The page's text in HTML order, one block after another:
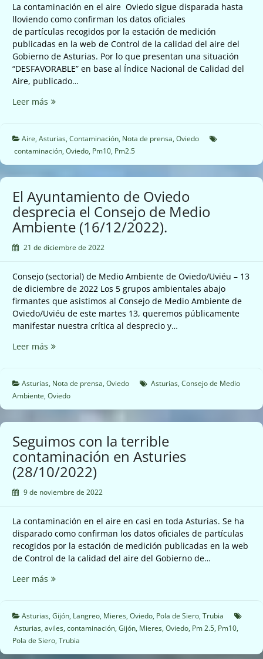
La contaminación en el aire Oviedo sigue disparada hasta
lloviendo como confirman los datos oficiales
de partículas recogidos por la estación de medición
publicadas en la web de Control de la calidad del aire del
Gobierno de Asturias. Por lo que presentan una situación
“DESFAVORABLE” en base al Índice Nacional de Calidad del
Aire, publicado…
Leer más En
la
contaminación
hasta
lloviendo
Aire, Asturias, Contaminación, Nota de prensa, Oviedo
contaminación, Oviedo, Pm10, Pm2.5
El Ayuntamiento de Oviedo
desprecia el Consejo de Medio
Ambiente (16/12/2022).
21 de diciembre de 2022
Consejo (sectorial) de Medio Ambiente de Oviedo/Uviéu – 13
de diciembre de 2022 Los 5 grupos ambientales abajo
firmantes que asistimos al Consejo de Medio Ambiente de
Oviedo/Uviéu de este martes 13, queremos públicamente
manifestar nuestra crítica al desprecio y…
Leer más El
Oviedo
desprecia
el
Consejo
Medio
Ambiente
(16/12/2022).
Asturias, Nota de prensa, Oviedo Asturias, Consejo de Medio
Ambiente, Oviedo
Seguimos con la terrible
contaminación en Asturies
(28/10/2022)
9 de noviembre de 2022
La contaminación en el aire en casi en toda Asturias. Se ha
disparado como confirman los datos oficiales de partículas
recogidos por la estación de medición publicadas en la web
de Control de la calidad del aire del Gobierno de…
Leer más Seguimos
terrible
contaminación
en
Asturies
Asturias, Gijón, Langreo, Mieres, Oviedo, Pola de Siero, Trubia
Asturias, aviles, contaminación, Gijón, Mieres, Oviedo, Pm 2.5, Pm10,
Pola de Siero, Trubia